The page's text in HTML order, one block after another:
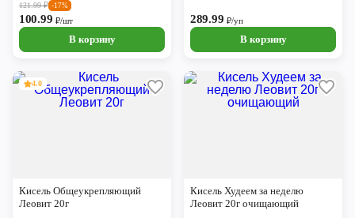
121.99₽ -17%
100.99 ₽/шт
В корзину
289.99 ₽/уп
В корзину
4.0
Кисель Общеукрепляющий
Леовит 20г
Кисель Худеем за неделю
Леовит 20г очищающий